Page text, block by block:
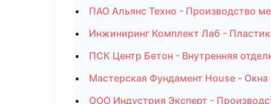
ПАО Альянс Техно - Производство
Инжиниринг Комплект Лаб -
ПСК Центр Бетон - Внутренняя
Мастерская Фундамент House - Окна
ООО Индустрия Эксперт -